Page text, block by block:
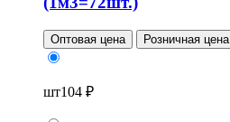
Оптовая цена Розничная цена
шт104 ₽